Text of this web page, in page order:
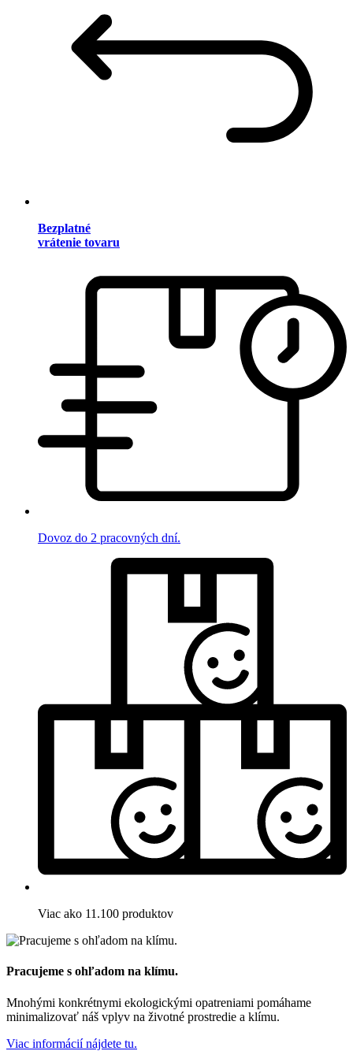
Bezplatné
vrátenie tovaru
Dovoz do 2 pracovných dní.
Viac ako 11.100 produktov
Pracujeme s ohľadom na klímu.
Mnohými konkrétnymi ekologickými opatreniami pomáhame
minimalizovať náš vplyv na životné prostredie a klímu.
Viac informácií nájdete tu.